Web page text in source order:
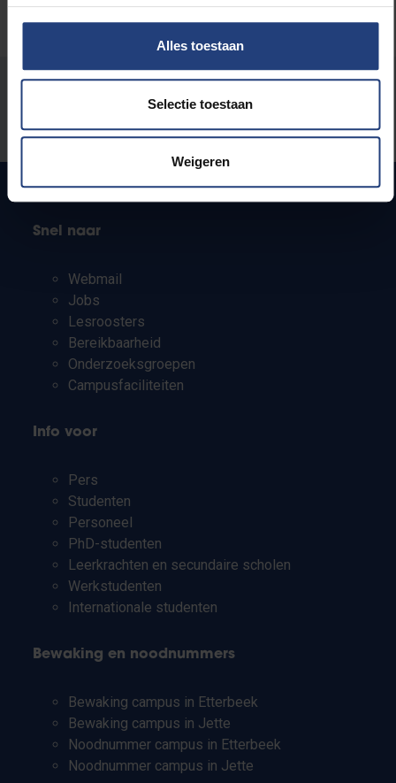
Alles toestaan
Selectie toestaan
Weigeren
Stond er een fout op deze pagina?
Laat het ons weten
Snel naar
Webmail
Jobs
Lesroosters
Bereikbaarheid
Onderzoeksgroepen
Campusfaciliteiten
Info voor
Pers
Studenten
Personeel
PhD-studenten
Leerkrachten en secundaire scholen
Werkstudenten
Internationale studenten
Bewaking en noodnummers
Bewaking campus in Etterbeek
Bewaking campus in Jette
Noodnummer campus in Etterbeek
Noodnummer campus in Jette